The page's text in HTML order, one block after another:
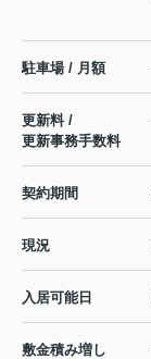
駐車場 / 月額
更新料 /
更新事務手数料
契約期間
現況
入居可能日
敷金積み増し